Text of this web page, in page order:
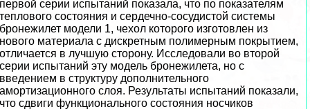
первой серии испытаний показала, что по показателям
теплового состояния и сердечно-сосудистой системы
бронежилет модели 1, чехол которого изготовлен из
нового материала с дискретным полимерным покрытием,
отличается в лучшую сторону. Исследовали во второй
серии испытаний эту модель бронежилета, но с
введением в структуру дополнительного
амортизационного слоя. Результаты испытаний показали,
что сдвиги функционального состояния носчиков